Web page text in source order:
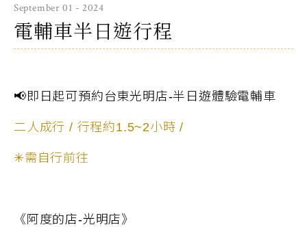
September 01 - 2024
電輔車半日遊行程
📢即日起可預約台東光明店-半日遊體驗電輔車
二人成行 / 行程約1.5~2小時 /
✳需自行前往
《阿度的店-光明店》